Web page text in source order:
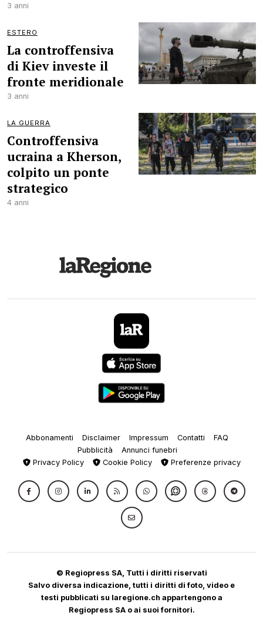
3 anni
ESTERO
La controffensiva
di Kiev investe il
fronte meridionale
3 anni
LA GUERRA
Controffensiva
ucraina a Kherson,
colpito un ponte
strategico
4 anni
Abbonamenti Disclaimer Impressum Contatti
FAQ
Pubblicità
Annunci funebri
Privacy Policy
Cookie Policy Preferenze privacy
© Regiopress SA, Tutti i diritti riservati
Salvo diversa indicazione, tutti i diritti di foto, video e
testi pubblicati su laregione.ch appartengono a
Regiopress SA o ai suoi fornitori.